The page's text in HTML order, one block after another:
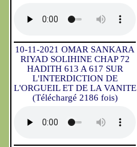
10-11-2021 OMAR SANKARA
RIYAD SOLIHINE CHAP 72
HADITH 613 A 617 SUR
L'INTERDICTION DE
L'ORGUEIL ET DE LA VANITE
(Téléchargé 2186 fois)